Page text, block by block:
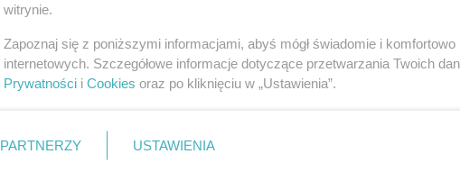
witrynie.
Zapoznaj się z poniższymi informacjami, abyś mógł świadomie i
internetowych. Szczegółowe informacje dotyczące przetwarzania Twoich
Prywatności i Cookies oraz po kliknięciu w „Ustawienia”.
PARTNERZY USTAWIENIA